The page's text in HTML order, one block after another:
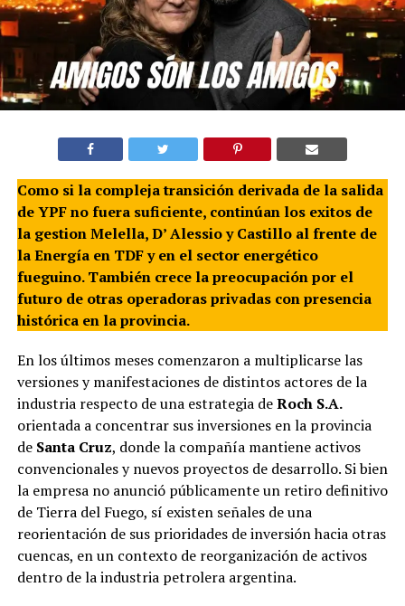
Como si la compleja transición derivada de la salida
de YPF no fuera suficiente, continúan los exitos de
la gestion Melella, D’ Alessio y Castillo al frente de
la Energía en TDF y en el sector energético
fueguino. También crece la preocupación por el
futuro de otras operadoras privadas con presencia
histórica en la provincia.
En los últimos meses comenzaron a multiplicarse las
versiones y manifestaciones de distintos actores de la
industria respecto de una estrategia deRoch S.A.
orientada a concentrar sus inversiones en la provincia
de Santa Cruz, donde la compañía mantiene activos
convencionales y nuevos proyectos de desarrollo. Si bien
la empresa no anunció públicamente un retiro definitivo
de Tierra del Fuego, sí existen señales de una
reorientación de sus prioridades de inversión hacia otras
cuencas, en un contexto de reorganización de activos
dentro de la industria petrolera argentina.